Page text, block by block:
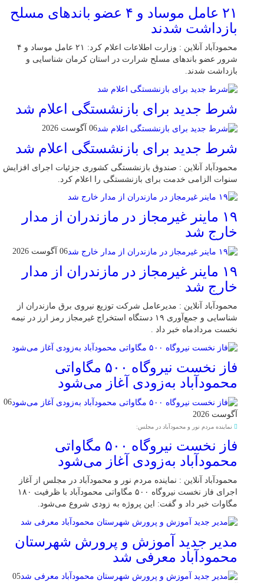
۲۱ عامل موساد و ۴ عضو باند‌های مسلح
بازداشت شدند
محمودآباد آنلاین : وزارت اطلاعات اعلام کرد: ۲۱ عامل موساد و ۴
شرور عضو باند‌های مسلح شرارت در استان کرمان شناسایی و
بازداشت شدند.
شرط جدید برای بازنشستگی اعلام شد
06 آگوست 2026
شرط جدید برای بازنشستگی اعلام شد
محمودآباد آنلاین : صندوق بازنشستگی کشوری جزئیات اجرای افزایش
سنوات الزامی خدمت برای بازنشستگی را اعلام کرد.
۱۹ ماینر غیرمجاز در مازندران از مدار
خارج شد
06 آگوست 2026
۱۹ ماینر غیرمجاز در مازندران از مدار
خارج شد
محمودآباد آنلاین : مدیرعامل شرکت توزیع نیروی برق مازندران از
شناسایی و جمع‌آوری ۱۹ دستگاه استخراج غیرمجاز رمز ارز در نیمه
نخست مردادماه خبر داد .
فاز نخست نیروگاه ۵۰۰ مگاواتی
محمودآباد به‌زودی آغاز می‌شود
06
آگوست 2026
نماینده مردم نور و محمودآباد در مجلس:
فاز نخست نیروگاه ۵۰۰ مگاواتی
محمودآباد به‌زودی آغاز می‌شود
محمودآباد آنلاین : نماینده مردم نور و محمودآباد در مجلس از آغاز
اجرای فاز نخست نیروگاه ۵۰۰ مگاواتی محمودآباد با ظرفیت ۱۸۰
مگاوات خبر داد و گفت: این پروژه به زودی شروع می‌شود.
مدیر جدید آموزش و پرورش شهرستان
محمودآباد معرفی شد
05